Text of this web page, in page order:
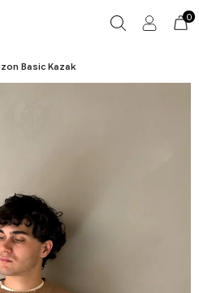
0
Basic Kazak